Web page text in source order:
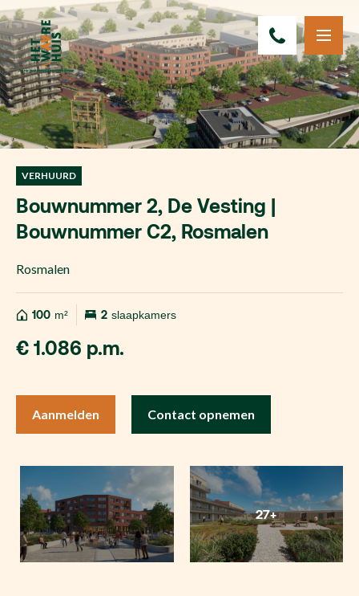
VERHUURD
Bouwnummer 2, De Vesting |
Bouwnummer C2, Rosmalen
Rosmalen
100 m² 2 slaapkamers
€ 1.086 p.m.
Aanmelden Contact opnemen
27+